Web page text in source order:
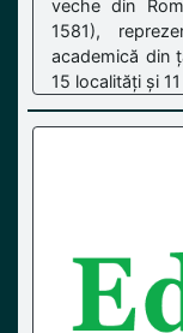
veche din
1581),
academică din
15 localități și